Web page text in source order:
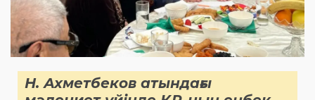
Н. Ахметбеков атындағы